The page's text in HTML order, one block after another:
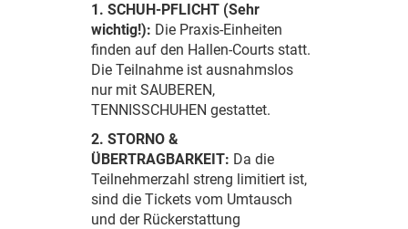
1. SCHUH-PFLICHT (Sehr
wichtig!): Die Praxis-Einheiten
finden auf den Hallen-Courts statt.
Die Teilnahme ist ausnahmslos
nur mit SAUBEREN,
TENNISSCHUHEN gestattet.
2. STORNO &
ÜBERTRAGBARKEIT: Da die
Teilnehmerzahl streng limitiert ist,
sind die Tickets vom Umtausch
und der Rückerstattung